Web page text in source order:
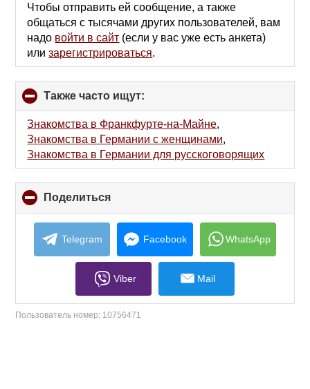
Чтобы отправить ей сообщение, а также
общаться с тысячами других пользователей, вам
надо войти в сайт (если у вас уже есть анкета)
илизарегистрироваться.
Также часто ищут:
to
collapse
contents
Знакомства в Франкфурте-на-Майне,
Знакомства в Германии с женщинами,
Знакомства в Германии для русскоговорящих
Поделиться
to
collapse
contents
Telegram Facebook WhatsApp
Viber Mail
Пользователь номер: 10756471